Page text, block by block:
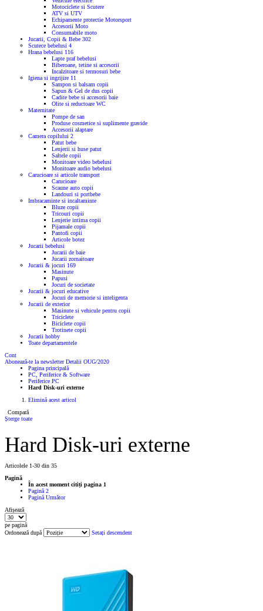
Motociclete si Scutere
ATV si UTV
Echipamente protectie Motorsport
Accesorii Moto
Consumabile moto
Jucarii, Copii & Bebe 302
Scutece bebelusi 4
Hrana bebelusi 116
Lapte praf bebelusi
Biberoane, tetine si accesorii
Incalzitoare si termosuri bebe
Igiena si ingrijire 11
Sampon si balsam copii
Sapun & Gel de dus copii
Cadite bebe si accesorii baie
Olite si reductoare WC
Maternitate
Pompe de san
Produse cosmetice si suplimente gravide
Accesorii alaptare
Camera copilului 2
Patut bebe
Lenjerii si huse patut
Saltele copii
Monitoare video bebelusi
Monitoare audio bebelusi
Carucioare si articole transport
Carucioare
Scaune auto copii
Landouri si portbebe
Imbracaminte si incaltaminte
Bluze copii
Tricouri copii
Lenjerie intima copii
Pijamale copii
Pantofi copii
Articole botez
Jucarii bebelusi
Jucarii de baie
Jucarii zornaitoare
Jucarii & jocuri 169
Masinute
Papusi
Jocuri de societate
Jucarii & jocuri educative
Jocuri de memorie si inteligenta
Jucarii de exterior
Masinute si vehicule pentru copii
Triciclete
Biciclete copii
Trotinete copii
Jucarii hobby
Toate departamentele
Cont
Abonează-te la newsletter Detalii OUG/2020
Pagina principală
PC, Periferice & Software
Periferice PC
Hard Disk-uri externe
Elimină acest articol
Compară
Șterge toate
Hard Disk-uri externe
Articolele 1-30 din 35
Pagină
În acest moment citiți pagina 1
Pagină 2
Pagină Următor
Afișează
pe pagină
Ordonează după
Setați descendent